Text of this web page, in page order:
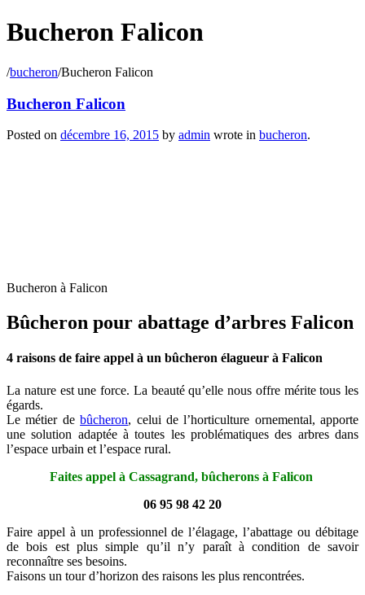
Bucheron Falicon
/bucheron/Bucheron Falicon
Bucheron Falicon
Posted on décembre 16, 2015 by admin wrote in bucheron.
Bucheron à Falicon
Bûcheron pour abattage d’arbres Falicon
4 raisons de faire appel à un bûcheron élagueur à Falicon
La nature est une force. La beauté qu’elle nous offre mérite tous les
égards.
Le métier debûcheron, celui de l’horticulture ornemental, apporte
une solution adaptée à toutes les problématiques des arbres dans
l’espace urbain et l’espace rural.
Faites appel à Cassagrand, bûcherons à Falicon
06 95 98 42 20
Faire appel à un professionnel de l’élagage, l’abattage ou débitage
de bois est plus simple qu’il n’y paraît à condition de savoir
reconnaître ses besoins.
Faisons un tour d’horizon des raisons les plus rencontrées.